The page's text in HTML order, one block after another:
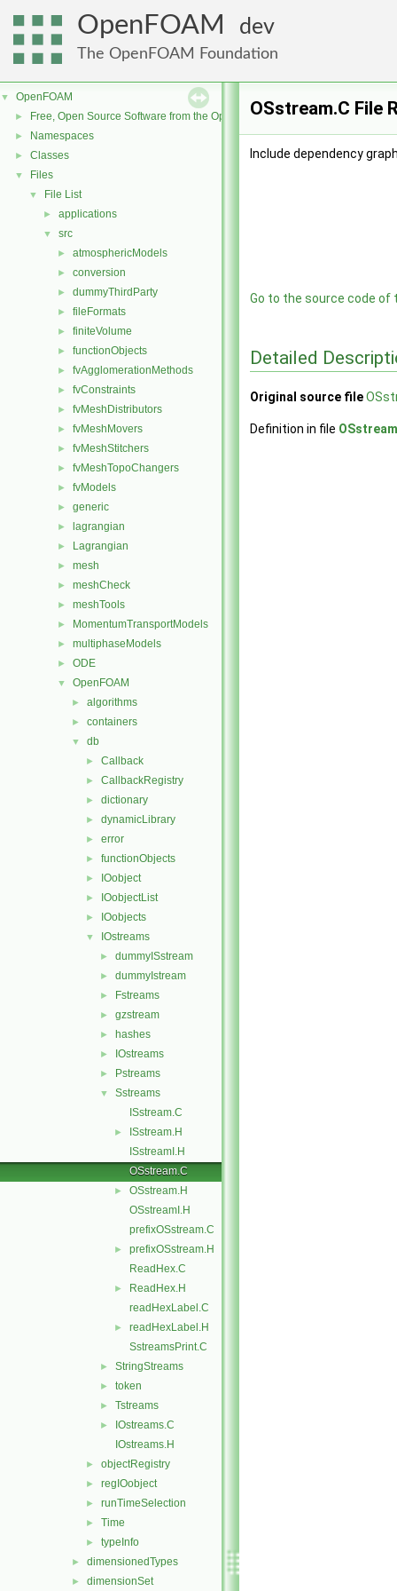
OpenFOAM dev
The OpenFOAM Foundation
▼ OpenFOAM
► Free, Open Source Software from the OpenFOAM Foundation
► Namespaces
► Classes
▼ Files
▼ File List
► applications
▼ src
► atmosphericModels
► conversion
► dummyThirdParty
► fileFormats
► finiteVolume
► functionObjects
► fvAgglomerationMethods
► fvConstraints
► fvMeshDistributors
► fvMeshMovers
► fvMeshStitchers
► fvMeshTopoChangers
► fvModels
► generic
► lagrangian
► Lagrangian
► mesh
► meshCheck
► meshTools
► MomentumTransportModels
► multiphaseModels
► ODE
▼ OpenFOAM
► algorithms
► containers
▼ db
► Callback
► CallbackRegistry
► dictionary
► dynamicLibrary
► error
► functionObjects
► IOobject
► IOobjectList
► IOobjects
▼ IOstreams
► dummyISstream
► dummyIstream
► Fstreams
► gzstream
► hashes
► IOstreams
► Pstreams
▼
Sstreams
ISstream.C
►
ISstream.H
ISstreamI.H
OSstream.C
►
OSstream.H
OSstreamI.H
prefixOSstream.C
►
prefixOSstream.H
ReadHex.C
►
ReadHex.H
readHexLabel.C
►
readHexLabel.H
SstreamsPrint.C
► StringStreams
► token
► Tstreams
►
IOstreams.C
IOstreams.H
► objectRegistry
► regIOobject
► runTimeSelection
► Time
► typeInfo
► dimensionedTypes
► dimensionSet
OSstream.C File
Include dependency
Go to the source code of
Detailed
Original source file
Definition in file